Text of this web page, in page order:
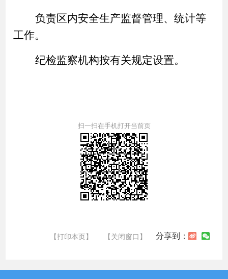
负责区内安全生产监督管理、统计等
工作。
纪检监察机构按有关规定设置。
扫一扫在手机打开当前页
【打印本页】 【关闭窗口】 分享到：